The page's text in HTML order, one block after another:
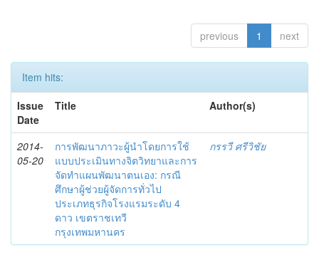
previous 1 next
Item hits:
Issue
Date
Title Author(s)
2014-
05-20
การพัฒนาภาวะผู้นำโดยการใช้
แบบประเมินทางจิตวิทยาและการ
จัดทำแผนพัฒนาตนเอง: กรณี
ศึกษาผู้ช่วยผู้จัดการทั่วไป
ประเภทธุรกิจโรงแรมระดับ 4
ดาว เขตราชเทวี
กรุงเทพมหานคร
กรรวี ศรีวิชัย